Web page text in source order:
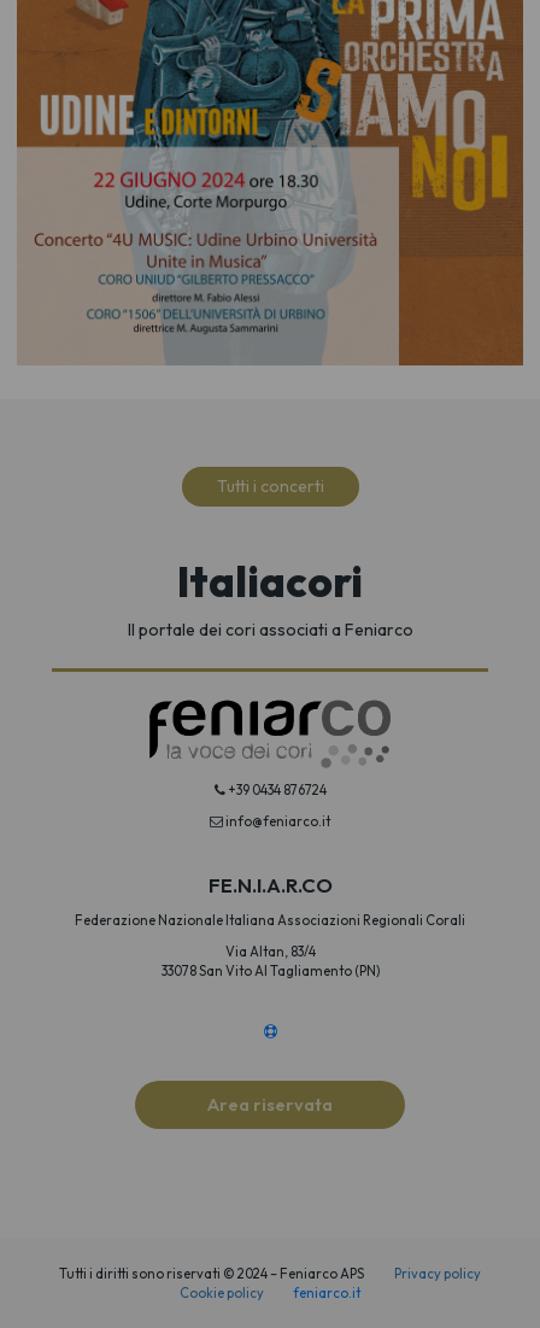
Tutti i concerti
Italiacori
Il portale dei cori associati a Feniarco
+39 0434 876724
info@feniarco.it
FE.N.I.A.R.CO
Federazione Nazionale Italiana Associazioni Regionali Corali
Via Altan, 83/4
33078 San Vito Al Tagliamento (PN)
Area riservata
Tutti i diritti sono riservati © 2024 – Feniarco APS
Privacy policy
Cookie policy
feniarco.it